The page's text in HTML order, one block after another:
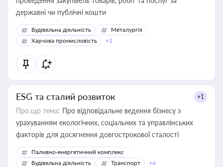
державні чи публічні кошти
Будівельна діяльність
Металургія
Харчова промисловість
+1
ESG та сталий розвиток +1
Про що тема: Про відповідальне ведення бізнесу з
урахуванням екологічних, соціальних та управлінських
факторів для досягнення довгострокової сталості
Паливно-енергетичний комплекс
Будівельна діяльність
Транспорт +4